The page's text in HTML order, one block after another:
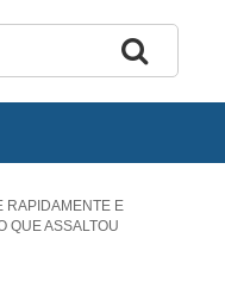
RAPIDAMENTE E
QUE ASSALTOU